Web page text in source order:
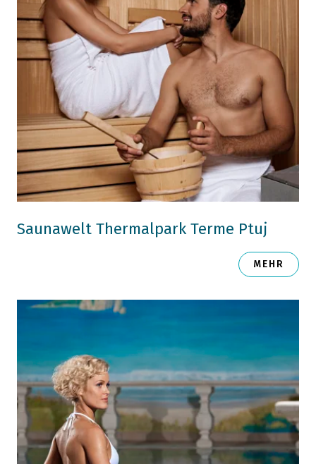
Saunawelt Thermalpark Terme Ptuj
MEHR